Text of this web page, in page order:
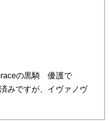
の黒騎 優護で
みですが、イヴァノヴ